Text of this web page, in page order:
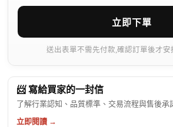
立即下單
送出表單不需先付款,確認訂單後才安
📨 寫給買家的一封信
了解行業認知、品質標準、交易流程與售後承
立即閱讀 →